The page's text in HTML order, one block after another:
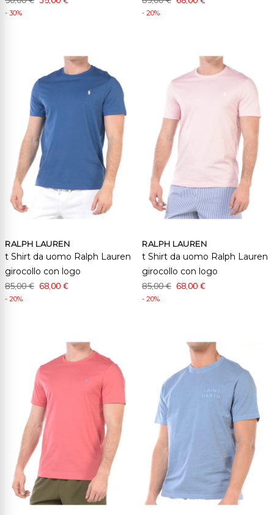
- 30% - 20%
RALPH LAUREN
t Shirt da uomo Ralph Lauren
girocollo con logo
85,00 € 68,00 €
- 20%
RALPH LAUREN
t Shirt da uomo Ralph Lauren
girocollo con logo
85,00 € 68,00 €
- 20%